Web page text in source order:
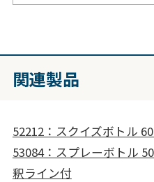
関連製品
52212：スクイズボトル
53084：スプレーボトル
釈ライン付